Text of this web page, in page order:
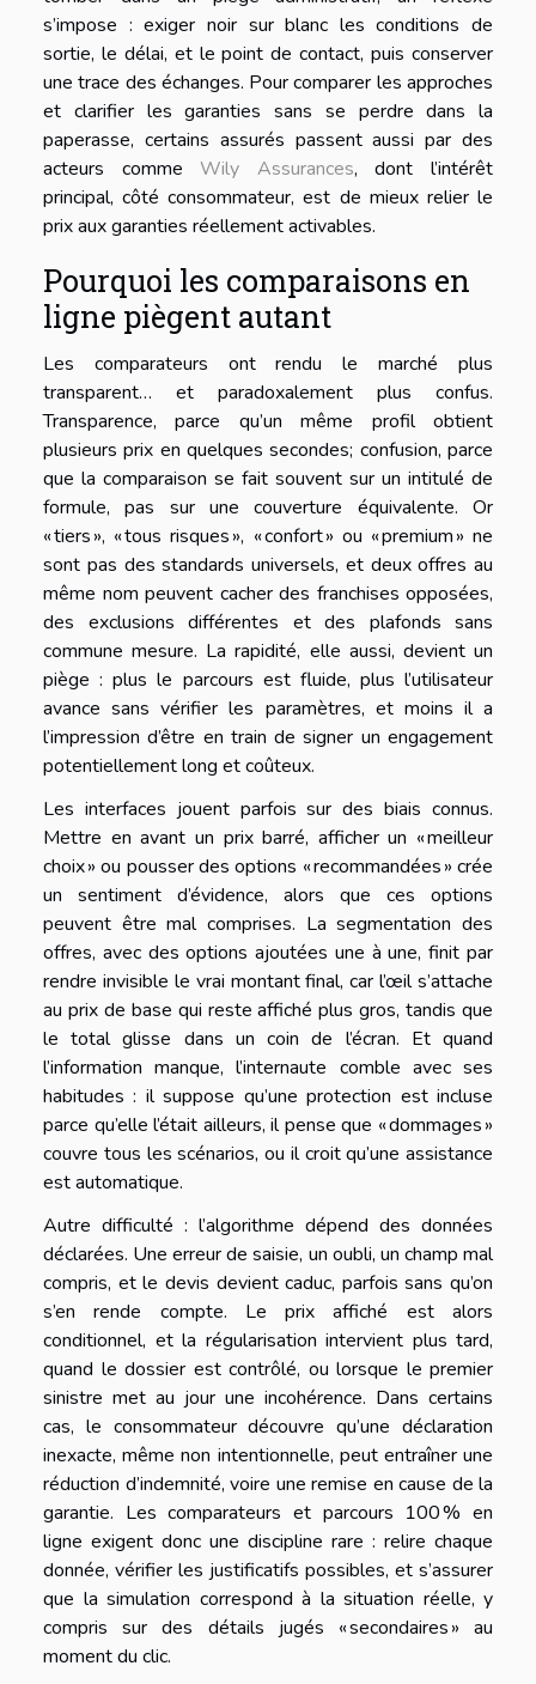
s’impose : exiger noir sur blanc les conditions de
sortie, le délai, et le point de contact, puis conserver
une trace des échanges. Pour comparer les approches
et clarifier les garanties sans se perdre dans la
paperasse, certains assurés passent aussi par des
acteurs commeWily Assurances, dont l’intérêt
principal, côté consommateur, est de mieux relier le
prix aux garanties réellement activables.
Pourquoi les comparaisons en
ligne piègent autant
Les comparateurs ont rendu le marché plus
transparent… et paradoxalement plus confus.
Transparence, parce qu’un même profil obtient
plusieurs prix en quelques secondes; confusion, parce
que la comparaison se fait souvent sur un intitulé de
formule, pas sur une couverture équivalente. Or
« tiers », « tous risques », « confort » ou « premium » ne
sont pas des standards universels, et deux offres au
même nom peuvent cacher des franchises opposées,
des exclusions différentes et des plafonds sans
commune mesure. La rapidité, elle aussi, devient un
piège : plus le parcours est fluide, plus l’utilisateur
avance sans vérifier les paramètres, et moins il a
l’impression d’être en train de signer un engagement
potentiellement long et coûteux.
Les interfaces jouent parfois sur des biais connus.
Mettre en avant un prix barré, afficher un « meilleur
choix » ou pousser des options « recommandées » crée
un sentiment d’évidence, alors que ces options
peuvent être mal comprises. La segmentation des
offres, avec des options ajoutées une à une, finit par
rendre invisible le vrai montant final, car l’œil s’attache
au prix de base qui reste affiché plus gros, tandis que
le total glisse dans un coin de l’écran. Et quand
l’information manque, l’internaute comble avec ses
habitudes : il suppose qu’une protection est incluse
parce qu’elle l’était ailleurs, il pense que « dommages »
couvre tous les scénarios, ou il croit qu’une assistance
est automatique.
Autre difficulté : l’algorithme dépend des données
déclarées. Une erreur de saisie, un oubli, un champ mal
compris, et le devis devient caduc, parfois sans qu’on
s’en rende compte. Le prix affiché est alors
conditionnel, et la régularisation intervient plus tard,
quand le dossier est contrôlé, ou lorsque le premier
sinistre met au jour une incohérence. Dans certains
cas, le consommateur découvre qu’une déclaration
inexacte, même non intentionnelle, peut entraîner une
réduction d’indemnité, voire une remise en cause de la
garantie. Les comparateurs et parcours 100 % en
ligne exigent donc une discipline rare : relire chaque
donnée, vérifier les justificatifs possibles, et s’assurer
que la simulation correspond à la situation réelle, y
compris sur des détails jugés « secondaires » au
moment du clic.